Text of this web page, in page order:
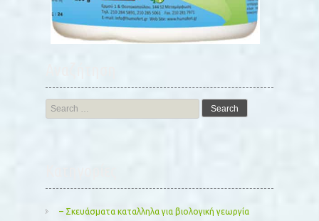
Search
for:
– Σκευάσματα καταλληλα για βιολογική γεωργία